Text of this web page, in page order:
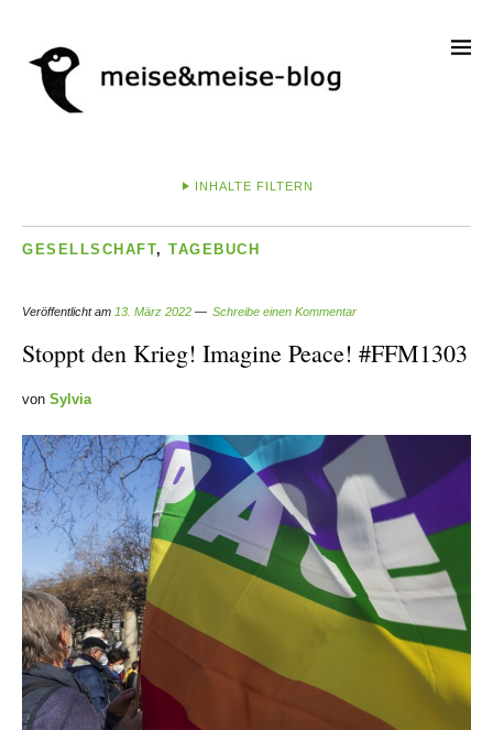
INHALTE FILTERN
GESELLSCHAFT, TAGEBUCH
Veröffentlicht am 13. März 2022 Schreibe einen Kommentar
Stoppt den Krieg! Imagine Peace! #FFM1303
von Sylvia